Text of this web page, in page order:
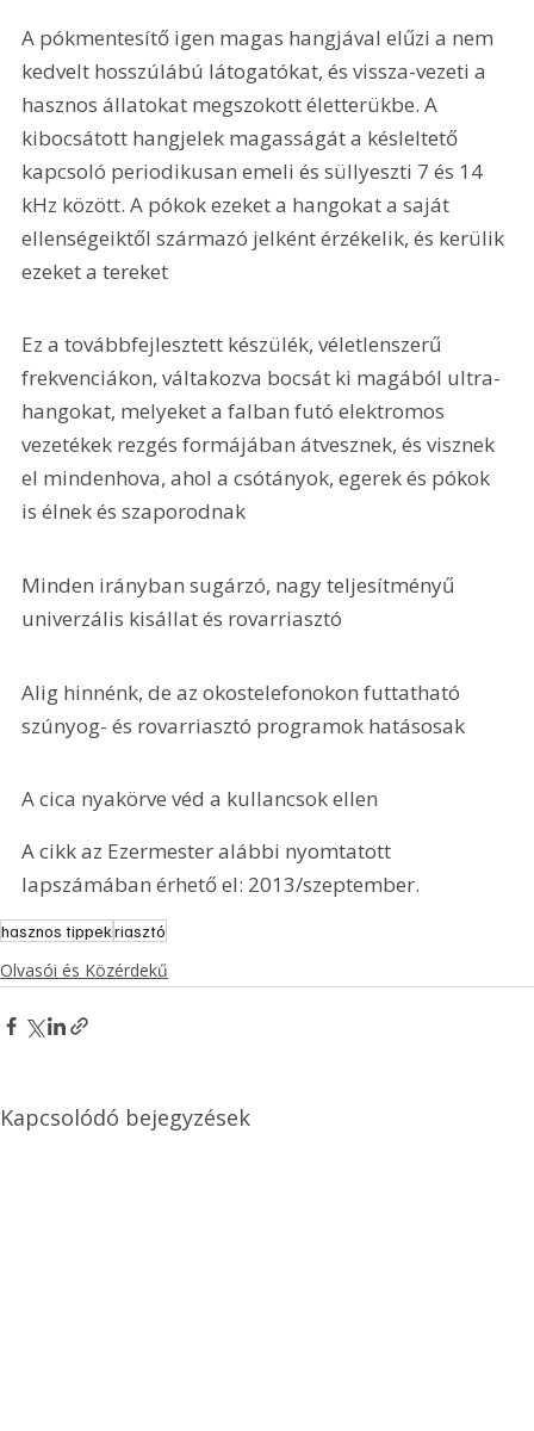
A pókmentesítő igen magas hangjával elűzi a nem
kedvelt hosszúlábú látogatókat, és vissza-vezeti a
hasznos állatokat megszokott életterükbe. A
kibocsátott hangjelek magasságát a késleltető
kapcsoló periodikusan emeli és süllyeszti 7 és 14
kHz között. A pókok ezeket a hangokat a saját
ellenségeiktől származó jelként érzékelik, és kerülik
ezeket a tereket
Ez a továbbfejlesztett készülék, véletlenszerű
frekvenciákon, váltakozva bocsát ki magából ultra-
hangokat, melyeket a falban futó elektromos
vezetékek rezgés formájában átvesznek, és visznek
el mindenhova, ahol a csótányok, egerek és pókok
is élnek és szaporodnak
Minden irányban sugárzó, nagy teljesítményű
univerzális kisállat és rovarriasztó
Alig hinnénk, de az okostelefonokon futtatható
szúnyog- és rovarriasztó programok hatásosak
A cica nyakörve véd a kullancsok ellen
A cikk az Ezermester alábbi nyomtatott
lapszámában érhető el: 2013/szeptember.
hasznos tippekriasztó
Olvasói és Közérdekű
Kapcsolódó bejegyzések